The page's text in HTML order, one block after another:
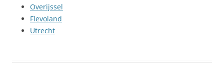
Overijssel
Flevoland
Utrecht